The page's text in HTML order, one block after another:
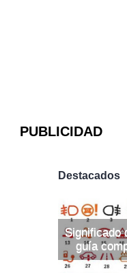
PUBLICIDAD
Destacados
Significado
guía